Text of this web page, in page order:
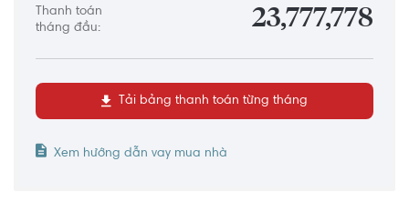
Thanh toán
tháng đầu:
23,777,778
Tải bảng thanh toán từng tháng
Xem hướng dẫn vay mua nhà